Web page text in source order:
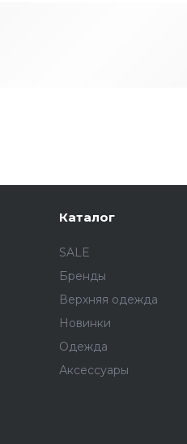
Каталог
SALE
Бренды
Верхняя одежда
Новинки
Одежда
Аксессуары